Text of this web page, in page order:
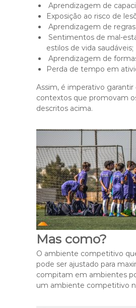
Aprendizagem de
Exposição ao risco de
Aprendizagem de
Sentimentos de mal-
estilos de vida saudáveis;
Aprendizagem de
Perda de tempo em
Assim, é imperativo
contextos que promovam
descritos acima.
Mas como?
O ambiente competitivo
pode ser ajustado para
compitam em ambientes
um ambiente competitivo